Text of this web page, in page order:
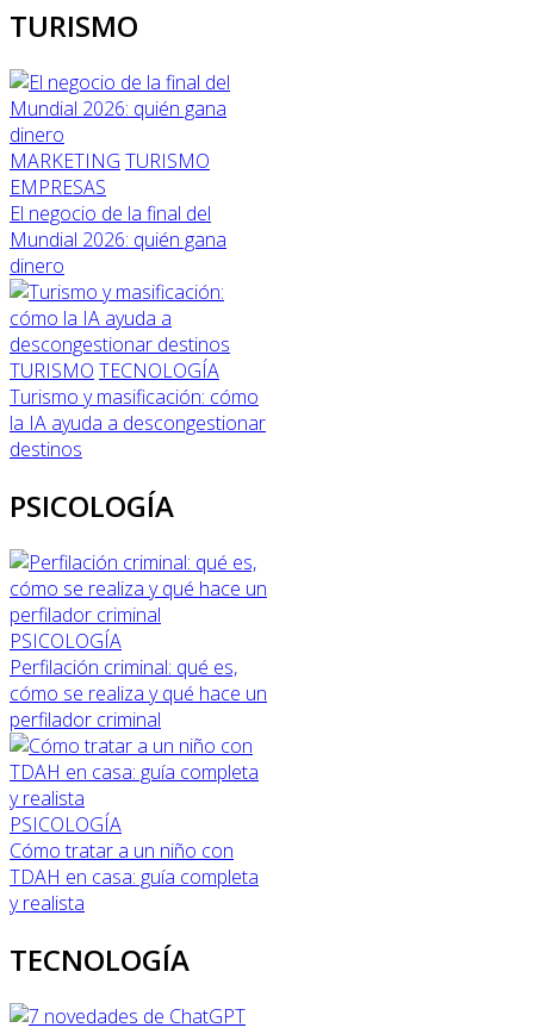
TURISMO
MARKETING TURISMO
EMPRESAS
El negocio de la final del
Mundial 2026: quién gana
dinero
TURISMO TECNOLOGÍA
Turismo y masificación: cómo
la IA ayuda a descongestionar
destinos
PSICOLOGÍA
PSICOLOGÍA
Perfilación criminal: qué es,
cómo se realiza y qué hace un
perfilador criminal
PSICOLOGÍA
Cómo tratar a un niño con
TDAH en casa: guía completa
y realista
TECNOLOGÍA